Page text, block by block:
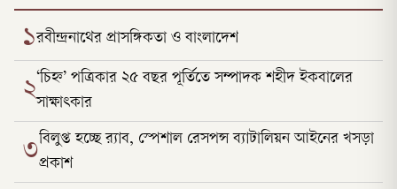
১রবীন্দ্রনাথের প্রাসঙ্গিকতা ও বাংলাদেশ
২‘চিহ্ন’ পত্রিকার ২৫ বছর পূর্তিতে সম্পাদক শহীদ ইকবালের
সাক্ষাৎকার
৩বিলুপ্ত হচ্ছে র‍্যাব, স্পেশাল রেসপন্স ব্যাটালিয়ন আইনের খসড়া
প্রকাশ